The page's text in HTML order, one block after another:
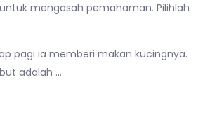
mengasah pemahaman. Pilihlah
pagi ia memberi makan kucingnya.
adalah …